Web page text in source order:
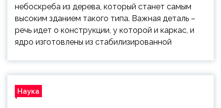
небоскреба из дерева, который станет самым
высоким зданием такого типа. Важная деталь –
речь идет о конструкции, у которой и каркас, и
ядро изготовлены из стабилизированной
Наука